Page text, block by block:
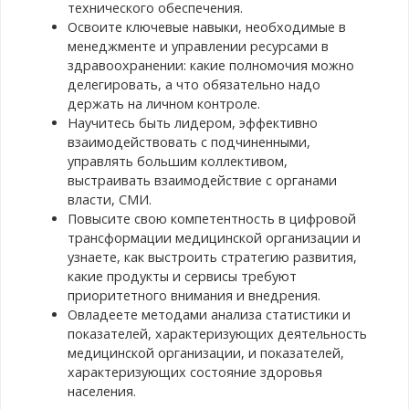
здравоохранения
Модуль
5.
Экономика и
финансирование
здравоохранения
32
Модуль
6.
Основы менеджмента
Модуль
7.
Менеджмент
правовых рисков
Модуль
8.
Практические
вопросы
организации защиты
информации в
медицинских
организациях
32
Модуль
технического обеспечения.
Освоите ключевые навыки, необходимые в
менеджменте и управлении ресурсами в
здравоохранении: какие полномочия можно
делегировать, а что обязательно надо
держать на личном контроле.
Научитесь быть лидером, эффективно
взаимодействовать с подчиненными,
управлять большим коллективом,
выстраивать взаимодействие с органами
власти, СМИ.
Повысите свою компетентность в цифровой
трансформации медицинской организации и
узнаете, как выстроить стратегию развития,
какие продукты и сервисы требуют
приоритетного внимания и внедрения.
Овладеете методами анализа статистики и
показателей, характеризующих деятельность
медицинской организации, и показателей,
характеризующих состояние здоровья
населения.